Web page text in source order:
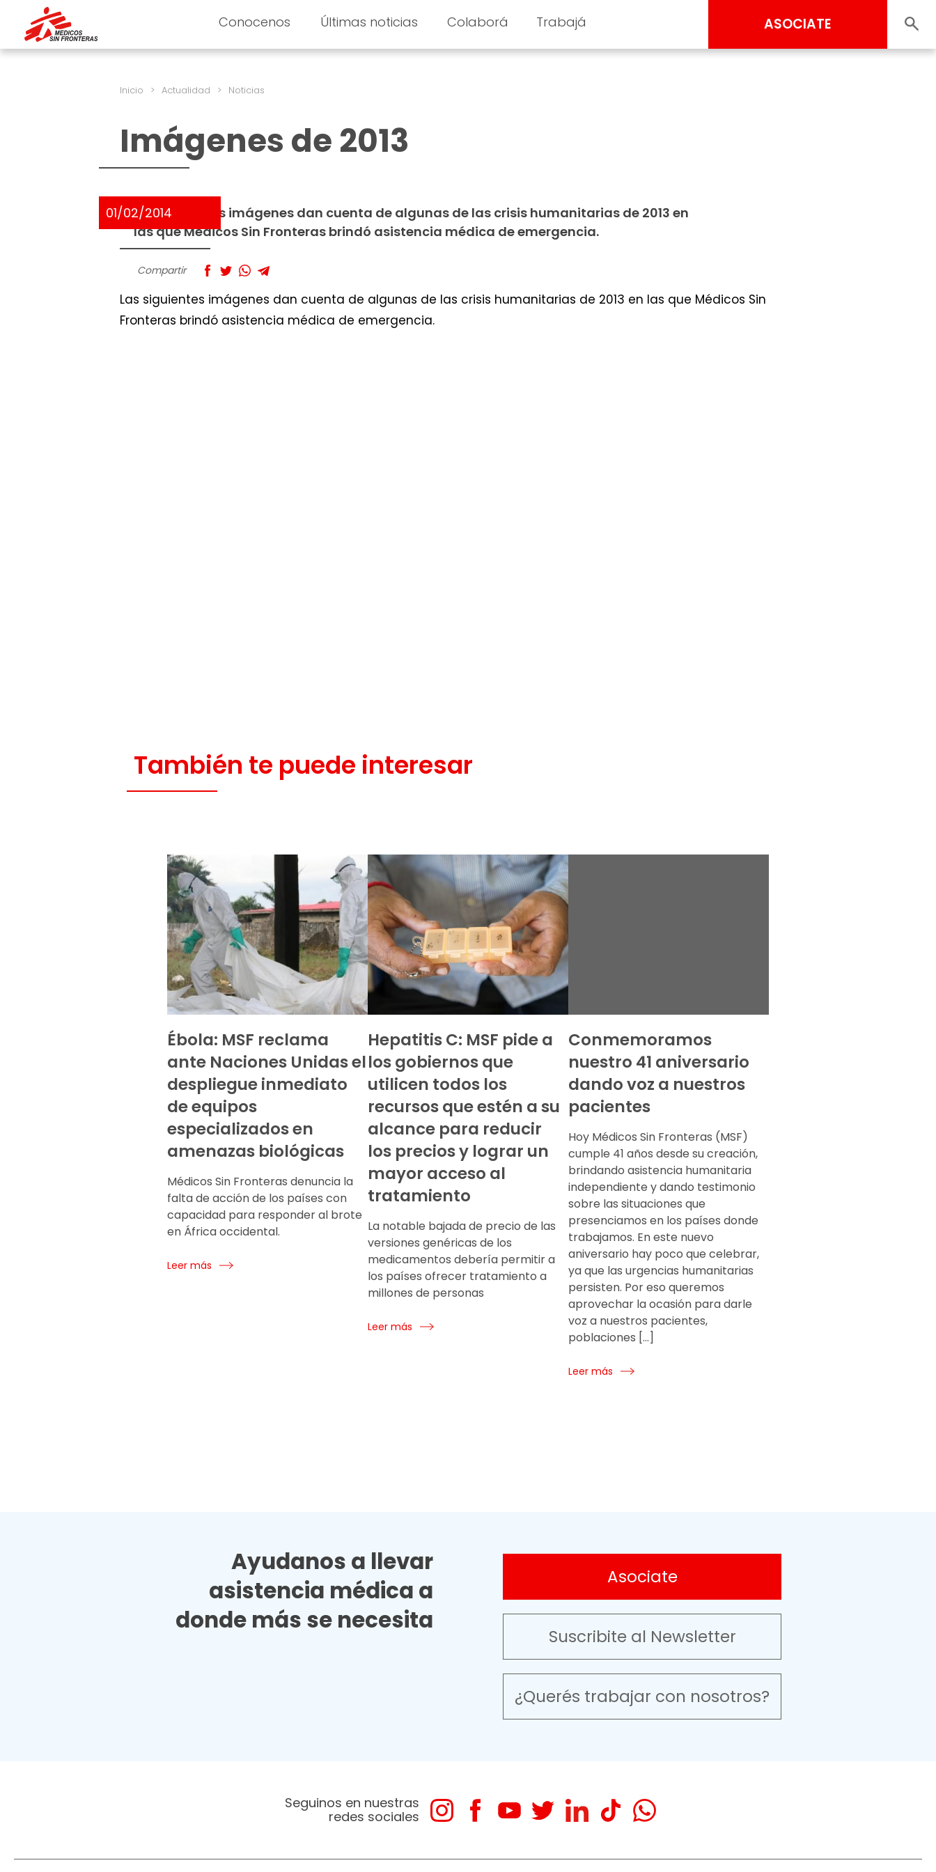
Conocenos Últimas noticias Colaborá Trabajá ASOCIATE
Inicio > Actualidad > Noticias
Imágenes de 2013
01/02/2014
Las siguientes imágenes dan cuenta de algunas de las crisis humanitarias de 2013 en
las que Médicos Sin Fronteras brindó asistencia médica de emergencia.
Compartir
Las siguientes imágenes dan cuenta de algunas de las crisis humanitarias de 2013 en las que Médicos Sin
Fronteras brindó asistencia médica de emergencia.
También te puede interesar
Ébola: MSF reclama
ante Naciones Unidas el
despliegue inmediato
de equipos
especializados en
amenazas biológicas
Médicos Sin Fronteras denuncia la
falta de acción de los países con
capacidad para responder al brote
en África occidental.
Leer más
Hepatitis C: MSF pide a
los gobiernos que
utilicen todos los
recursos que estén a su
alcance para reducir
los precios y lograr un
mayor acceso al
tratamiento
La notable bajada de precio de las
versiones genéricas de los
medicamentos debería permitir a
los países ofrecer tratamiento a
millones de personas
Leer más
Conmemoramos
nuestro 41 aniversario
dando voz a nuestros
pacientes
Hoy Médicos Sin Fronteras (MSF)
cumple 41 años desde su creación,
brindando asistencia humanitaria
independiente y dando testimonio
sobre las situaciones que
presenciamos en los países donde
trabajamos. En este nuevo
aniversario hay poco que celebrar,
ya que las urgencias humanitarias
persisten. Por eso queremos
aprovechar la ocasión para darle
voz a nuestros pacientes,
poblaciones […]
Leer más
Ayudanos a llevar
asistencia médica a
donde más se necesita
Asociate
Suscribite al Newsletter
¿Querés trabajar con nosotros?
Seguinos en nuestras
redes sociales